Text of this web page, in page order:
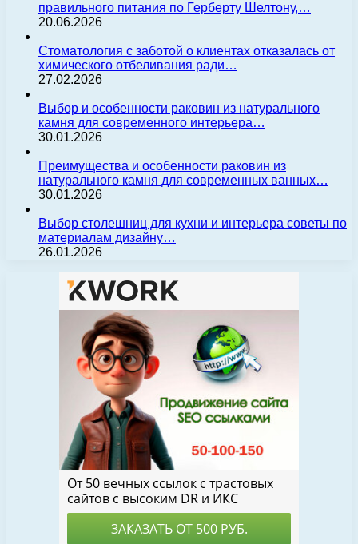
правильного питания по Герберту Шелтону,…
20.06.2026
Стоматология с заботой о клиентах отказалась от
химического отбеливания ради…
27.02.2026
Выбор и особенности раковин из натурального
камня для современного интерьера…
30.01.2026
Преимущества и особенности раковин из
натурального камня для современных ванных…
30.01.2026
Выбор столешниц для кухни и интерьера советы по
материалам дизайну…
26.01.2026